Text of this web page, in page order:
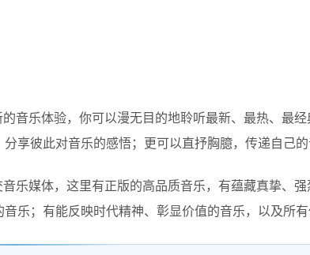
音乐体验，你可以漫无目的地聆听最新、最热、最
享彼此对音乐的感悟；更可以直抒胸臆，传递自己的
乐媒体，这里有正版的高品质音乐，有蕴藏真挚、
乐；有能反映时代精神、彰显价值的音乐，以及所有